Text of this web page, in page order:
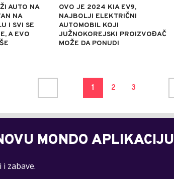
AUTO NA
NA
I SVI SE
A EVO
OVO JE 2024 KIA EV9,
NAJBOLJI ELEKTRIČNI
AUTOMOBIL KOJI
JUŽNOKOREJSKI PROIZVOĐAČ
MOŽE DA PONUDI
1 2 3
MONDO APLIKACIJU
zabave.